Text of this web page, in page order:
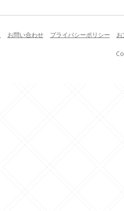
お問い合わせ プライバシーポリシー